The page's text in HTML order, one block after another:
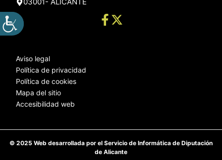
Aviso legal
Política de privacidad
Política de cookies
Mapa del sitio
Accesibilidad web
© 2025 Web desarrollada por el Servicio de Informática de Diputación
de Alicante